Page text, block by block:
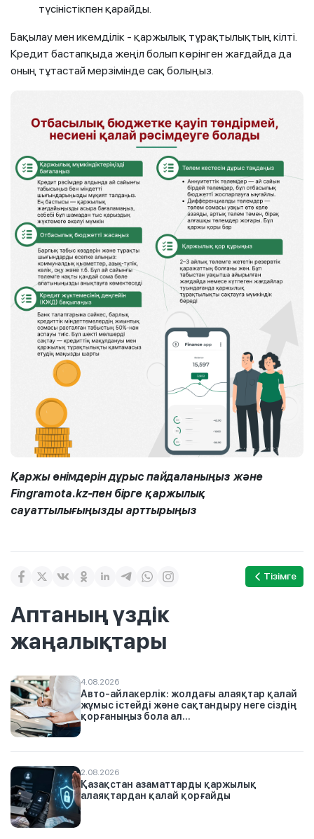
түсіністікпен қарайды.
Бақылау мен икемділік - қаржылық тұрақтылықтың кілті.
Кредит бастапқыда жеңіл болып көрінген жағдайда да
оның тұтастай мерзімінде сақ болыңыз.
Қаржы өнімдерін дұрыс пайдаланыңыз және
Fingramota.kz-пен бірге қаржылық
сауаттылығыңызды арттырыңыз
Тізімге
Аптаның үздік
жаңалықтары
4.08.2026
Авто-айлакерлік: жолдағы алаяқтар қалай
жұмыс істейді және сақтандыру неге сіздің
қорғаныңыз бола ал...
2.08.2026
Қазақстан азаматтарды қаржылық
алаяқтардан қалай қорғайды